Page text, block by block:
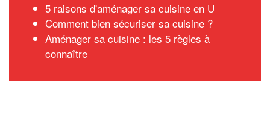
5 raisons d'aménager sa cuisine en U
Comment bien sécuriser sa cuisine ?
Aménager sa cuisine : les 5 règles à
connaître